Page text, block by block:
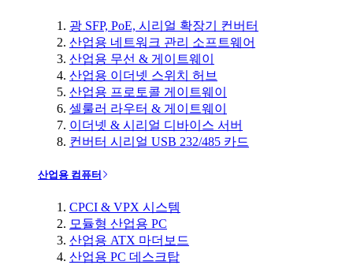
광 SFP, PoE, 시리얼 확장기 컨버터
산업용 네트워크 관리 소프트웨어
산업용 무선 & 게이트웨이
산업용 이더넷 스위치 허브
산업용 프로토콜 게이트웨이
셀룰러 라우터 & 게이트웨이
이더넷 & 시리얼 디바이스 서버
컨버터 시리얼 USB 232/485 카드
산업용 컴퓨터
CPCI & VPX 시스템
모듈형 산업용 PC
산업용 ATX 마더보드
산업용 PC 데스크탑